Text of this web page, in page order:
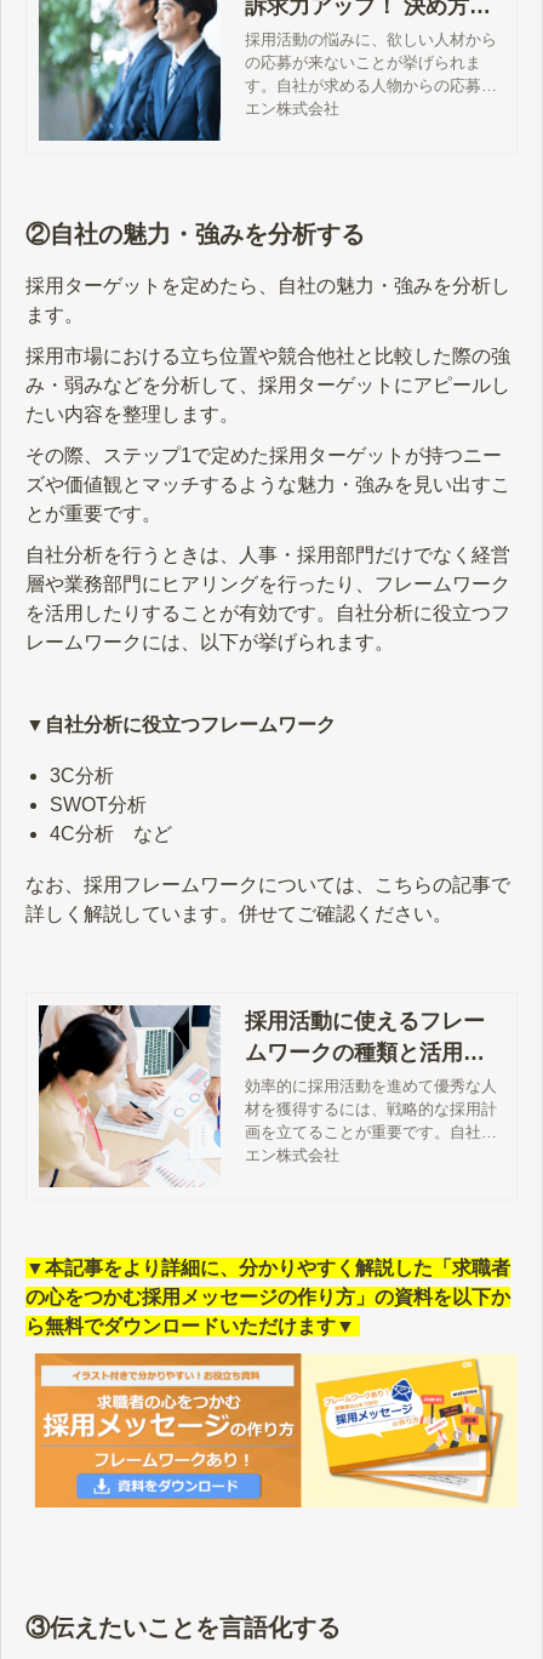
訴求力アップ！ 決め方や
ポイントを解説
採用活動の悩みに、欲しい人材から
の応募が来ないことが挙げられま
す。自社が求める人物からの応募に
つなげるためには、採用ターゲット
ます。
エン株式会社
②自社の魅力・強みを分析する
採用ターゲットを定めたら、自社の魅力・強みを分析し
ます。
採用市場における立ち位置や競合他社と比較した際の強
み・弱みなどを分析して、採用ターゲットにアピールし
たい内容を整理します。
その際、ステップ1で定めた採用ターゲットが持つニー
ズや価値観とマッチするような魅力・強みを見い出すこ
とが重要です。
自社分析を行うときは、人事・採用部門だけでなく経営
層や業務部門にヒアリングを行ったり、フレームワーク
を活用したりすることが有効です。自社分析に役立つフ
レームワークには、以下が挙げられます。
▼自社分析に役立つフレームワーク
3C分析
SWOT分析
4C分析 など
なお、採用フレームワークについては、こちらの記事で
詳しく解説しています。併せてご確認ください。
採用活動に使えるフレー
ムワークの種類と活用メ
リット
効率的に採用活動を進めて優秀な人
材を獲得するには、戦略的な採用計
画を立てることが重要です。自社の
強み・弱みを洗い出したり、競合他
活用できるフレームワークについて
解説します。
エン株式会社
▼本記事をより詳細に、分かりやすく解説した「求職者
の心をつかむ採用メッセージの作り方」の資料を以下か
ら無料でダウンロードいただけます▼
③伝えたいことを言語化する